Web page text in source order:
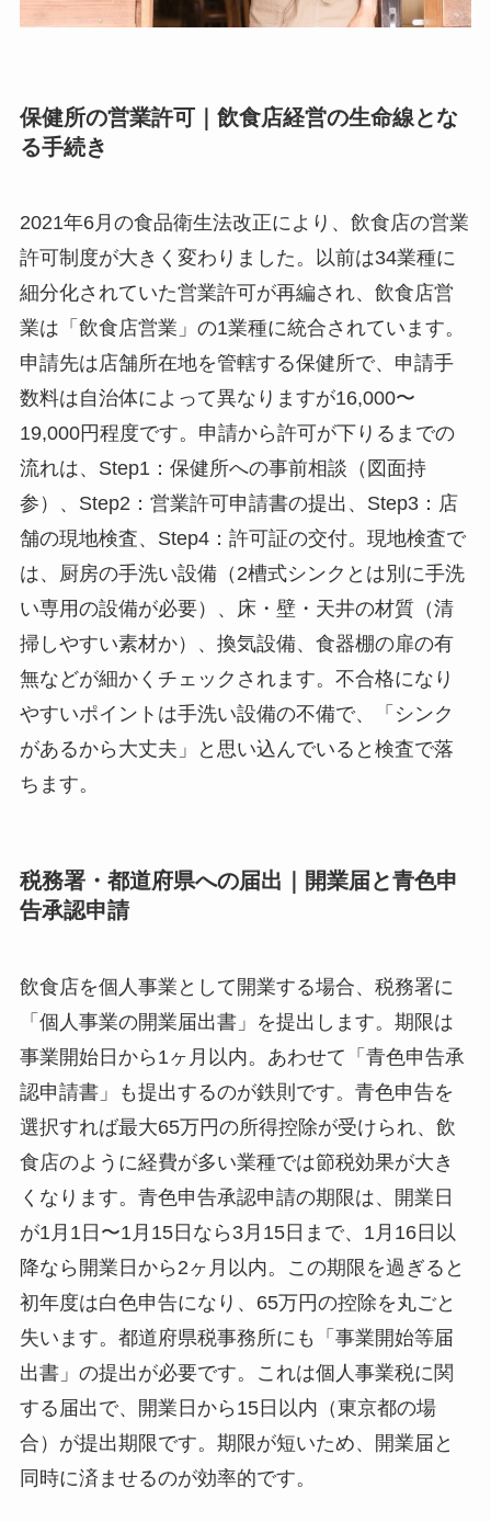
保健所の営業許可｜飲食店経営の生命線とな
る手続き
2021年6月の食品衛生法改正により、飲食店の営業
許可制度が大きく変わりました。以前は34業種に
細分化されていた営業許可が再編され、飲食店営
業は「飲食店営業」の1業種に統合されています。
申請先は店舗所在地を管轄する保健所で、申請手
数料は自治体によって異なりますが16,000〜
19,000円程度です。申請から許可が下りるまでの
流れは、Step1：保健所への事前相談（図面持
参）、Step2：営業許可申請書の提出、Step3：店
舗の現地検査、Step4：許可証の交付。現地検査で
は、厨房の手洗い設備（2槽式シンクとは別に手洗
い専用の設備が必要）、床・壁・天井の材質（清
掃しやすい素材か）、換気設備、食器棚の扉の有
無などが細かくチェックされます。不合格になり
やすいポイントは手洗い設備の不備で、「シンク
があるから大丈夫」と思い込んでいると検査で落
ちます。
税務署・都道府県への届出｜開業届と青色申
告承認申請
飲食店を個人事業として開業する場合、税務署に
「個人事業の開業届出書」を提出します。期限は
事業開始日から1ヶ月以内。あわせて「青色申告承
認申請書」も提出するのが鉄則です。青色申告を
選択すれば最大65万円の所得控除が受けられ、飲
食店のように経費が多い業種では節税効果が大き
くなります。青色申告承認申請の期限は、開業日
が1月1日〜1月15日なら3月15日まで、1月16日以
降なら開業日から2ヶ月以内。この期限を過ぎると
初年度は白色申告になり、65万円の控除を丸ごと
失います。都道府県税事務所にも「事業開始等届
出書」の提出が必要です。これは個人事業税に関
する届出で、開業日から15日以内（東京都の場
合）が提出期限です。期限が短いため、開業届と
同時に済ませるのが効率的です。